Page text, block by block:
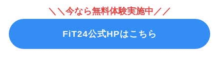
＼＼今なら無料体験実施中／／
FiT24公式HPはこちら